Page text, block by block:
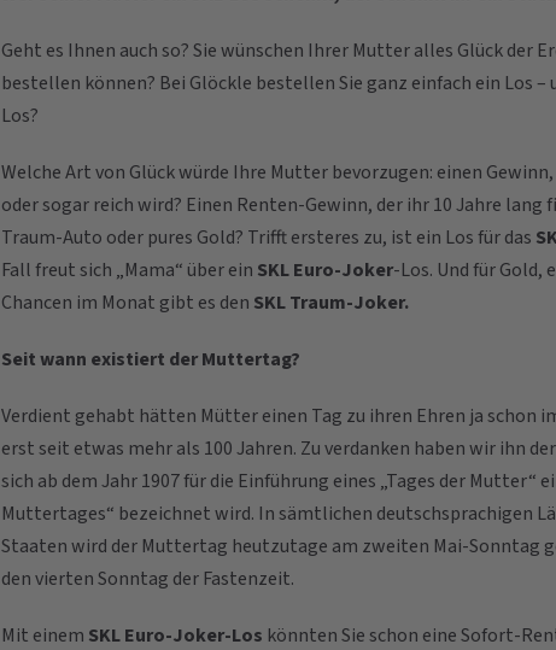
Geht es Ihnen auch so? Sie wünschen Ihrer Mutter alles Glück der
bestellen können? Bei Glöckle bestellen Sie ganz einfach ein Los –
Los?
Welche Art von Glück würde Ihre Mutter bevorzugen: einen
oder sogar reich wird? Einen Renten-Gewinn, der ihr 10 Jahre
Traum-Auto oder pures Gold? Trifft ersteres zu, ist ein Los für das
Fall freut sich „Mama“ über ein SKL Euro-Joker-Los. Und für
Chancen im Monat gibt es den SKL Traum-Joker.
Seit wann existiert der Muttertag?
Verdient gehabt hätten Mütter einen Tag zu ihren Ehren ja schon
erst seit etwas mehr als 100 Jahren. Zu verdanken haben wir ihn
sich ab dem Jahr 1907 für die Einführung eines „Tages der Mutter“
Muttertages“ bezeichnet wird. In sämtlichen deutschsprachigen
Staaten wird der Muttertag heutzutage am zweiten Mai-Sonntag
den vierten Sonntag der Fastenzeit.
Mit einem SKL Euro-Joker-Los könnten Sie schon eine Sofort-